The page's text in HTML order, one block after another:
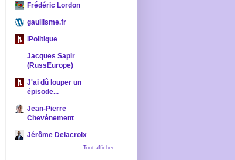
Frédéric Lordon
gaullisme.fr
iPolitique
Jacques Sapir
(RussEurope)
J'ai dû louper un
épisode...
Jean-Pierre
Chevènement
Jérôme Delacroix
Tout afficher